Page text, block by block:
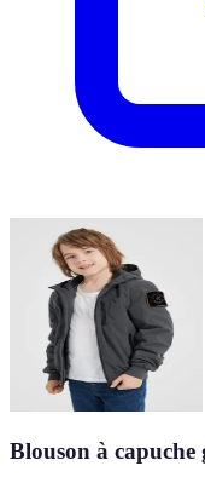
Blouson à